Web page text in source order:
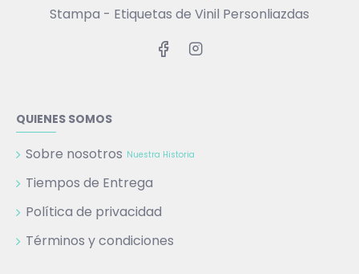
Stampa - Etiquetas de Vinil Personliazdas
QUIENES SOMOS
Sobre nosotros Nuestra Historia
Tiempos de Entrega
Política de privacidad
Términos y condiciones